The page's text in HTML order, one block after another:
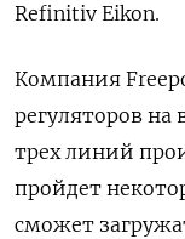
Refinitiv Eikon.
Компания
регуляторов на
трех линий
пройдет
сможет